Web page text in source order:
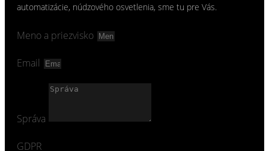
automatizácie, núdzového osvetlenia, sme tu pre Vás.
Meno a priezvisko
Email
Správa
GDPR